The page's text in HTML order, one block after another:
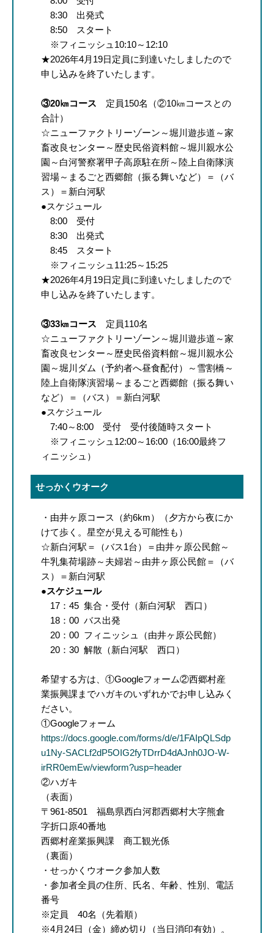
8:30 出発式
8:50 スタート
※フィニッシュ10:10～12:10
★2026年4月19日定員に到達いたしましたので
申し込みを終了いたします。
③20㎞コース 定員150名（②10㎞コースとの
合計）
☆ニューファクトリーゾーン～堀川遊歩道～家
畜改良センター～歴史民俗資料館～堀川親水公
園～白河警察署甲子高原駐在所～陸上自衛隊演
習場～まるごと西郷館（振る舞いなど）＝（バ
ス）＝新白河駅
●スケジュール
8:00 受付
8:30 出発式
8:45 スタート
※フィニッシュ11:25～15:25
★2026年4月19日定員に到達いたしましたので
申し込みを終了いたします。
③33㎞コース 定員110名
☆ニューファクトリーゾーン～堀川遊歩道～家
畜改良センター～歴史民俗資料館～堀川親水公
園～堀川ダム（予約者へ昼食配付）～雪割橋～
陸上自衛隊演習場～まるごと西郷館（振る舞い
など）＝（バス）＝新白河駅
●スケジュール
7:40～8:00 受付 受付後随時スタート
※フィニッシュ12:00～16:00（16:00最終フ
ィニッシュ）
せっかくウオーク
・由井ヶ原コース（約6km）（夕方から夜にか
けて歩く。星空が見える可能性も）
☆新白河駅＝（バス1台）＝由井ヶ原公民館～
牛乳集荷場跡～夫婦岩～由井ヶ原公民館＝（バ
ス）＝新白河駅
●スケジュール
17：45 集合・受付（新白河駅 西口）
18：00 バス出発
20：00 フィニッシュ（由井ヶ原公民館）
20：30 解散（新白河駅 西口）
希望する方は、①Googleフォーム②西郷村産
業振興課までハガキのいずれかでお申し込みく
ださい。
①Googleフォーム
https://docs.google.com/forms/d/e/1FAIpQLSdp
u1Ny-SACLf2dP5OIG2fyTDrrD4dAJnh0JO-W-
irRR0emEw/viewform?usp=header
②ハガキ
（表面）
〒961-8501 福島県西白河郡西郷村大字熊倉
字折口原40番地
西郷村産業振興課 商工観光係
（裏面）
・せっかくウオーク参加人数
・参加者全員の住所、氏名、年齢、性別、電話
番号
※定員 40名（先着順）
※4月24日（金）締め切り（当日消印有効）。